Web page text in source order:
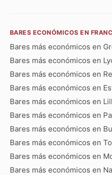
BARES ECONÓMICOS EN
Bares más económicos en
Bares más económicos en
Bares más económicos en
Bares más económicos en
Bares más económicos en
Bares más económicos en
Bares más económicos en
Bares más económicos en
Bares más económicos en
Bares más económicos en